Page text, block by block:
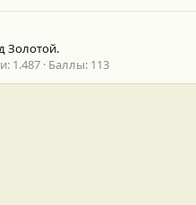
Золотой.
1.487 Баллы 113